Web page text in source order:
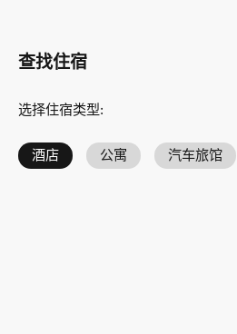
查找住宿
选择住宿类型:
酒店 公寓 汽车旅馆